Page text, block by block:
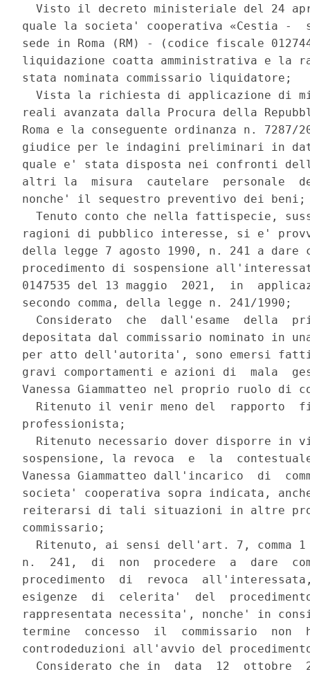
Visto il decreto ministeriale del 24
quale la societa' cooperativa «Cestia -
sede in Roma (RM) - (codice fiscale
liquidazione coatta amministrativa e la
stata nominata commissario liquidatore;
Vista la richiesta di applicazione di
reali avanzata dalla Procura della
Roma e la conseguente ordinanza n.
giudice per le indagini preliminari in
quale e' stata disposta nei confronti della
altri la  misura  cautelare  personale
nonche' il sequestro preventivo dei
Tenuto conto che nella fattispecie,
ragioni di pubblico interesse, si e'
della legge 7 agosto 1990, n. 241 a dare
procedimento di sospensione
0147535 del 13 maggio  2021,  in
secondo comma, della legge n. 241/1990;
Considerato  che  dall'esame  della
depositata dal commissario nominato in
per atto dell'autorita', sono emersi
gravi comportamenti e azioni di  mala
Vanessa Giammatteo nel proprio ruolo di
Ritenuto il venir meno del  rapporto
professionista;
Ritenuto necessario dover disporre in
sospensione, la revoca  e  la
Vanessa Giammatteo dall'incarico  di
societa' cooperativa sopra indicata,
reiterarsi di tali situazioni in altre
commissario;
Ritenuto, ai sensi dell'art. 7, comma
n.  241,  di  non  procedere  a  dare
procedimento  di  revoca
esigenze  di  celerita'  del
rappresentata necessita', nonche' in
termine  concesso  il  commissario
controdeduzioni all'avvio del
Considerato che in  data  12  ottobre